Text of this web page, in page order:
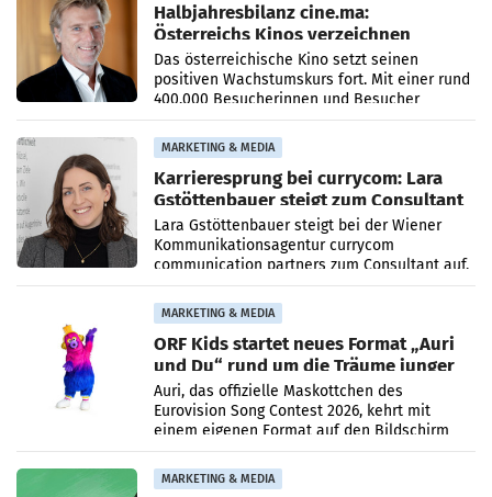
Halbjahresbilanz cine.ma:
Österreichs Kinos verzeichnen
400.000 Besucher mehr
Das österreichische Kino setzt seinen
positiven Wachstumskurs fort. Mit einer rund
400.000 Besucherinnen und Besucher
höheren Nettoreichweite im ersten Halbjahr
2026 gegenüber dem
MARKETING & MEDIA
Karrieresprung bei currycom: Lara
Gstöttenbauer steigt zum Consultant
auf
Lara Gstöttenbauer steigt bei der Wiener
Kommunikationsagentur currycom
communication partners zum Consultant auf.
Die 27-jährige Beraterin betreut Kundinnen
und Kunden in den Bereichen
MARKETING & MEDIA
ORF Kids startet neues Format „Auri
und Du“ rund um die Träume junger
Menschen
Auri, das offizielle Maskottchen des
Eurovision Song Contest 2026, kehrt mit
einem eigenen Format auf den Bildschirm
zurück. In der neuen Sendung „Auri und Du“
bei ORF Kids steht
MARKETING & MEDIA